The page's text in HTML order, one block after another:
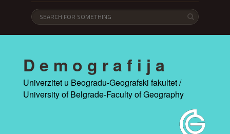
D e m o g r a f i j a
Univerzitet u Beogradu-Geografski fakultet /
University of Belgrade-Faculty of Geography